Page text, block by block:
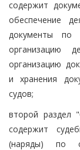
содержит
обеспечение
документы по
организацию
организацию
и хранения
судов;
второй раздел
содержит
(наряды) по